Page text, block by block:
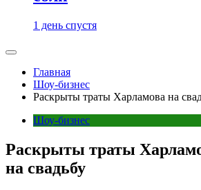
1 день спустя
Главная
Шоу-бизнес
Раскрыты траты Харламова на
Шоу-бизнес
Раскрыты траты
на свадьбу